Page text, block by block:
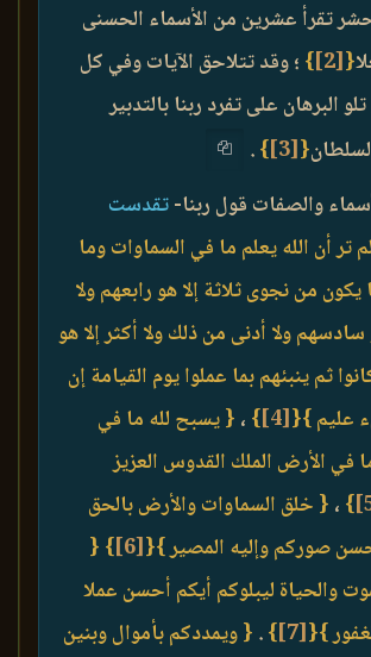
تقرأ عشرين من الأسماء الحسنى
{
[2]
} ؛ وقد تتلاحق الآيات وفي كل
البرهان على تفرد ربنا بالتدبير
{
[3]
}
.
والصفات قول ربنا-تقدست
تر أن الله يعلم ما في السماوات وما
من نجوى ثلاثة إلا هو رابعهم ولا
ولا أدنى من ذلك ولا أكثر إلا هو
ثم ينبئهم بما عملوا يوم القيامة إن
عليم }{
[4]
} ، { يسبح لله ما في
في الأرض الملك القدوس العزيز
} ، { خلق السماوات والأرض بالحق
صوركم وإليه المصير }{
[6]
}
{
والحياة ليبلوكم أيكم أحسن عملا
}
{
[7]
}
. { ويمددكم بأموال وبنين